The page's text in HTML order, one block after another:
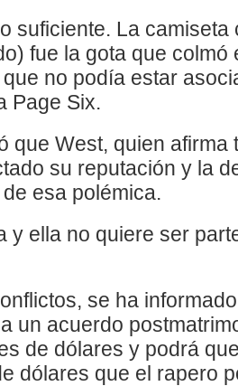
suficiente. La
fue la gota que colmó
no podía estar
Page Six.
que West, quien afirma
su reputación y la
esa polémica.
y ella no quiere ser
se ha
un acuerdo
de dólares y podrá
dólares que el rapero